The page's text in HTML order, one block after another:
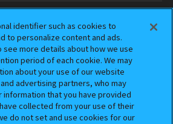
ィ方針
identifier such as cookies to
to personalize content and ads.
see more details about how we use
period of each cookie. We may
about your use of our website
advertising partners, who may
that you have provided
collected from your use of their
do not set and use cookies for our